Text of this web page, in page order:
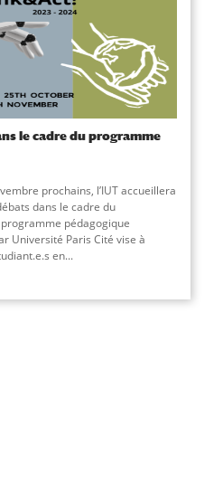
le cadre du programme
prochains, l’IUT accueillera
dans le cadre du
pédagogique
Université Paris Cité vise à
en...